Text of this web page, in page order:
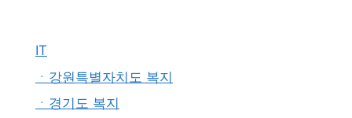
IT
ㆍ강원특별자치도 복지
ㆍ경기도 복지